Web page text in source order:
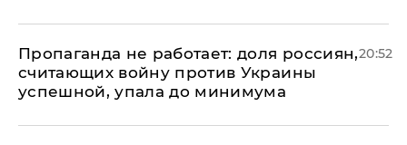
​Пропаганда не работает: доля россиян,
считающих войну против Украины
успешной, упала до минимума
20:52